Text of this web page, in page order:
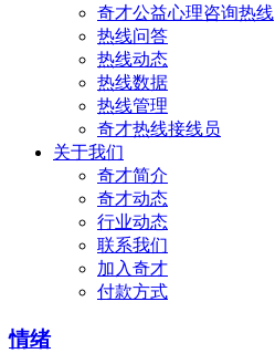
奇才公益心理咨询热线
热线问答
热线动态
热线数据
热线管理
奇才热线接线员
关于我们
奇才简介
奇才动态
行业动态
联系我们
加入奇才
付款方式
情绪